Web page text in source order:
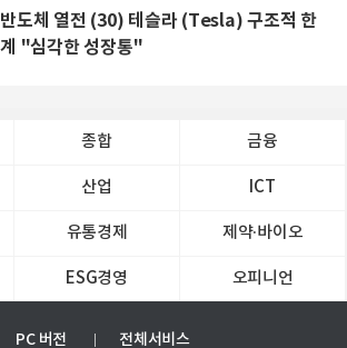
반도체 열전 (30) 테슬라 (Tesla) 구조적 한
계 "심각한 성장통"
종합 금융
산업 ICT
유통경제 제약∙바이오
ESG경영 오피니언
PC 버전 전체서비스